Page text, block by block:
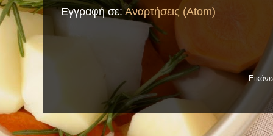
Εγγραφή σε:Αναρτήσεις (Atom)